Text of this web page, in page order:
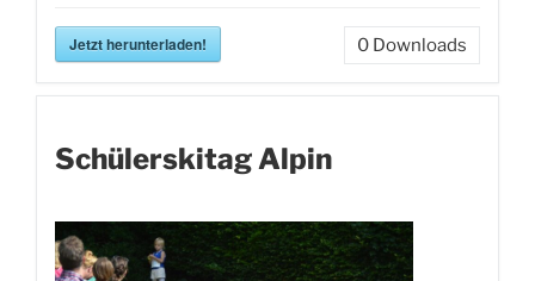
Jetzt herunterladen! 0 Downloads
Schülerskitag Alpin